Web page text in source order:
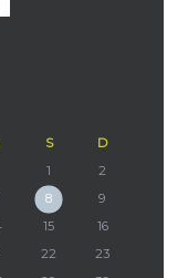
S
D
1
2
8
9
15
16
22
23